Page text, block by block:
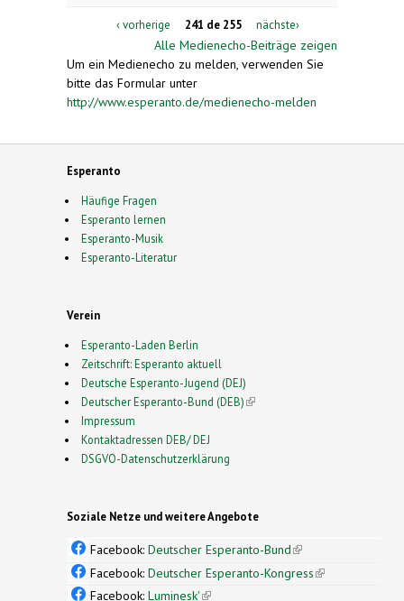
‹ vorherige 241 de 255 nächste›
Alle Medienecho-Beiträge zeigen
Um ein Medienecho zu melden, verwenden Sie
bitte das Formular unter
http://www.esperanto.de/medienecho-melden
Esperanto
Häufige Fragen
Esperanto lernen
Esperanto-Musik
Esperanto-Literatur
Verein
Esperanto-Laden Berlin
Zeitschrift: Esperanto aktuell
Deutsche Esperanto-Jugend (DEJ)
Deutscher Esperanto-Bund (DEB)(link is external)
Impressum
Kontaktadressen DEB/ DEJ
DSGVO-Datenschutzerklärung
Soziale Netze und weitere Angebote
Facebook: Deutscher Esperanto-Bund(link is
external)
Facebook: Deutscher Esperanto-Kongress(link is
Facebook: Luminesk'(link is external)